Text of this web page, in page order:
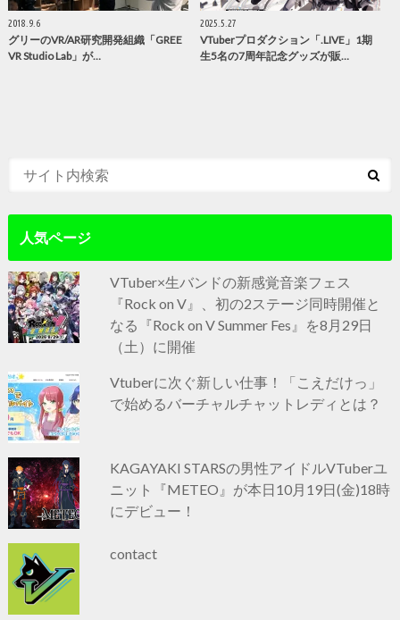
2018.9.6
グリーのVR/AR研究開発組織「GREE
VR Studio Lab」が…
2025.5.27
VTuberプロダクション「.LIVE」1期
生5名の7周年記念グッズが販…
人気ページ
VTuber×生バンドの新感覚音楽フェス
『Rock on V』、初の2ステージ同時開催と
なる『Rock on V Summer Fes』を8月29日
（土）に開催
Vtuberに次ぐ新しい仕事！「こえだけっ」
で始めるバーチャルチャットレディとは？
KAGAYAKI STARSの男性アイドルVTuberユ
ニット『METEO』が本日10月19日(金)18時
にデビュー！
contact